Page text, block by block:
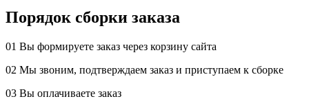
Порядок сборки заказа
01 Вы формируете заказ через корзину сайта
02 Мы звоним, подтверждаем заказ и приступаем к сборке
03 Вы оплачиваете заказ